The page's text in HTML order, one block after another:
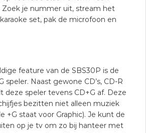
Zoek je nummer uit, stream het
set, pak de microfoon en
feature van de SBS30P is de
speler. Naast gewone CD’s, CD-R
deze speler tevens CD+G af. Deze
bezitten niet alleen muziek
+G staat voor Graphic). Je kunt de
op je tv om zo bij hanteer met